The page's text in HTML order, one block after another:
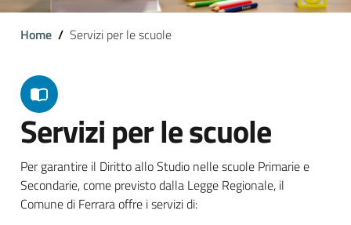
Home Servizi per le scuole
Servizi per le scuole
Per garantire il Diritto allo Studio nelle scuole Primarie e
Secondarie, come previsto dalla Legge Regionale, il
Comune di Ferrara offre i servizi di: